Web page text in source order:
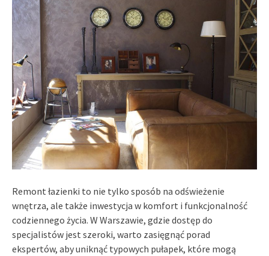
Remont łazienki to nie tylko sposób na odświeżenie
wnętrza, ale także inwestycja w komfort i funkcjonalność
codziennego życia. W Warszawie, gdzie dostęp do
specjalistów jest szeroki, warto zasięgnąć porad
ekspertów, aby uniknąć typowych pułapek, które mogą